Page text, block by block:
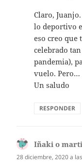
Claro, Juanjo.
lo deportivo
eso creo que
celebrado
pandemia),
vuelo. Pero…
Un saludo
RESPONDER
Iñaki o
28 diciembre, 2020 a